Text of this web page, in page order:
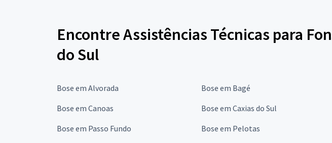
Encontre Assistências Técnicas para
do Sul
Bose em Alvorada Bose em Bagé
Bose em Canoas
Bose em Caxias do Sul
Bose em Passo Fundo
Bose em Pelotas